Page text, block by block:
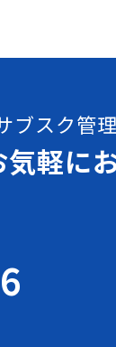
ブスク管
気軽に